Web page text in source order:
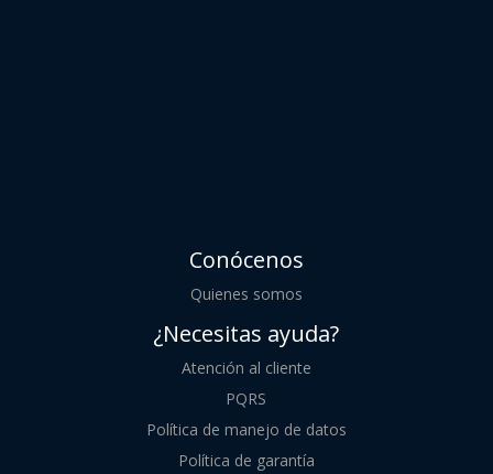
Conócenos
Quienes somos
¿Necesitas ayuda?
Atención al cliente
PQRS
Política de manejo de datos
Política de garantía